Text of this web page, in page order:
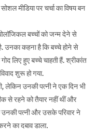
मीडिया पर चर्चा का विषय बन
बच्चों को जन्म देने से
उनका कहना है कि बच्चे होने से
लिए हुए बच्चे चाहती हैं. श्रीकांत
शुरू हो गया.
लेकिन उनकी पत्नी ने एक दिन भी
से रहने को तैयार नहीं थीं और
पत्नी और उसके परिवार ने
का दबाव डाला.